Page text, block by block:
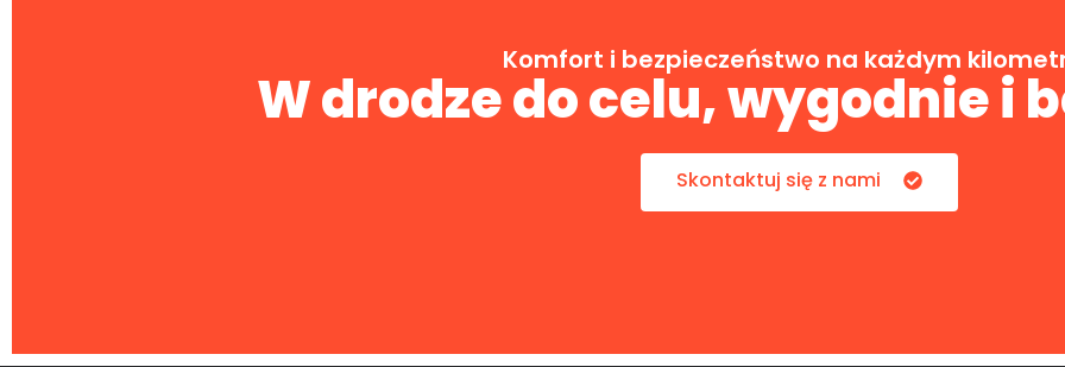
Komfort i bezpieczeństwo na każdym
W drodze do celu, wygodnie i
Skontaktuj się z nami